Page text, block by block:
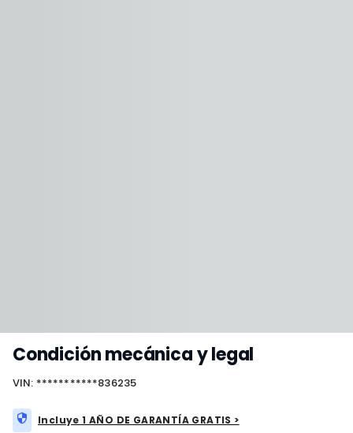
Condición mecánica y legal
VIN: ***********836235
Incluye 1 AÑO DE GARANTÍA GRATIS >